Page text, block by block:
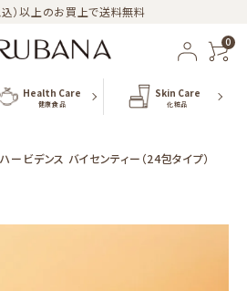
）以上のお買上で送料無料
0
Health Care
健康食品
Skin Care
化粧品
ビデンス バイセンティー（24包タイプ）